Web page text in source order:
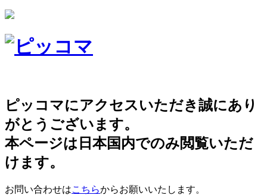
ピッコマにアクセスいただき誠にあり
がとうございます。
本ページは日本国内でのみ閲覧いただ
けます。
お問い合わせはこちらからお願いいたします。